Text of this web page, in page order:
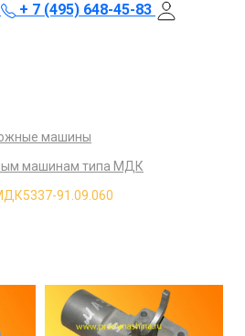
+ 7 (495) 648-45-83
машины
машинам типа МДК
91.09.060